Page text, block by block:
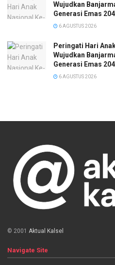
Wujudkan
Generasi Emas
6 AGUSTUS 2026
Peringati Hari
Wujudkan
Generasi Emas
6 AGUSTUS 2026
© 2001 Aktual Kalsel
Navigate Site